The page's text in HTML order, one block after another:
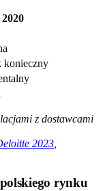
konieczny
z dostawcami
2023
rynku